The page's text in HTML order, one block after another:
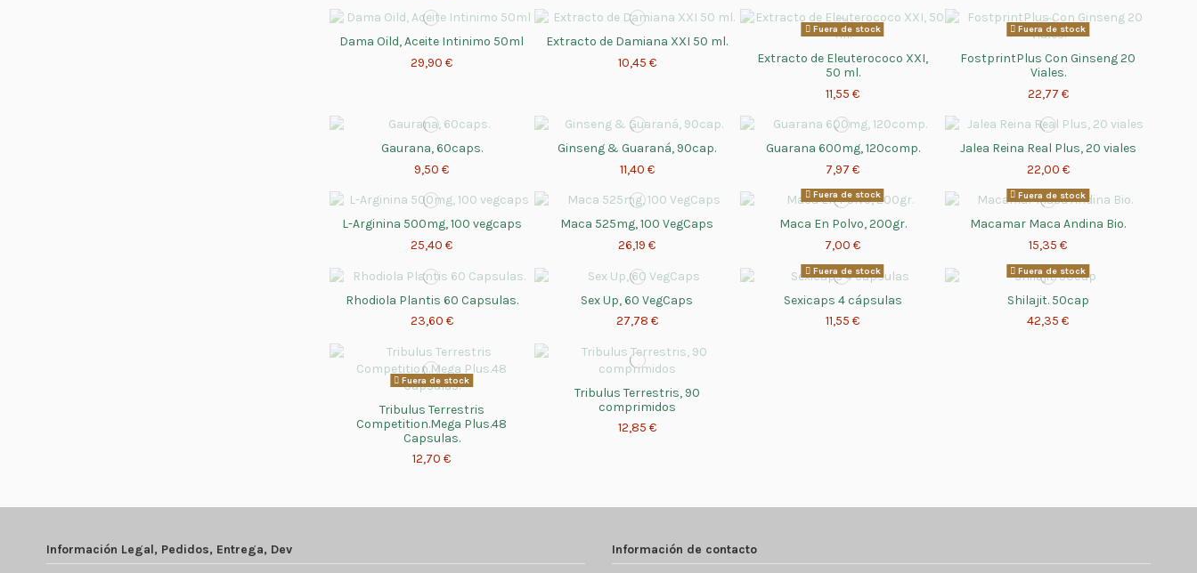
Dama Oild, Aceite Intinimo 50ml
29,90 €
Extracto de Damiana XXI 50 ml.
10,45 €
Fuera de stock
Extracto de Eleuterococo XXI,
50 ml.
11,55 €
Fuera de stock
FostprintPlus Con Ginseng 20
Viales.
22,77 €
Gaurana, 60caps.
9,50 €
Ginseng & Guaraná, 90cap.
11,40 €
Guarana 600mg, 120comp.
7,97 €
Jalea Reina Real Plus, 20 viales
22,00 €
L-Arginina 500mg, 100 vegcaps
25,40 €
Maca 525mg, 100 VegCaps
26,19 €
Fuera de stock
Maca En Polvo, 200gr.
7,00 €
Fuera de stock
Macamar Maca Andina Bio.
15,35 €
Rhodiola Plantis 60 Capsulas.
23,60 €
Sex Up, 60 VegCaps
27,78 €
Fuera de stock
Sexicaps 4 cápsulas
11,55 €
Fuera de stock
Shilajit. 50cap
42,35 €
Fuera de stock
Tribulus Terrestris
Competition.Mega Plus.48
Capsulas.
12,70 €
Tribulus Terrestris, 90
comprimidos
12,85 €
Información Legal, Pedidos, Entrega, Dev Información de contacto